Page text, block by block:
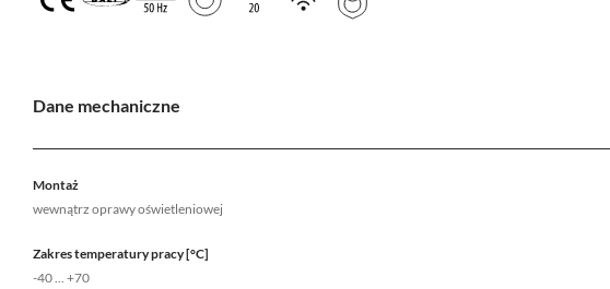
Dane mechaniczne
Montaż
wewnątrz oprawy oświetleniowej
Zakres temperatury pracy [°C]
-40 ... +70